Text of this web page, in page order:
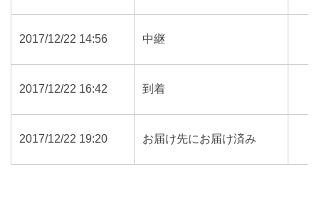
2017/12/22 14:56 中継
2017/12/22 16:42 到着
2017/12/22 19:20 お届け先にお届け済み